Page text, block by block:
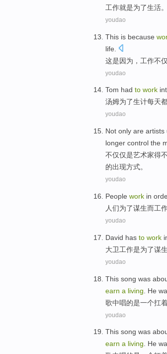
工作就是为了生活。
youdao
This is because
life
这是因为 ， 工作不仅
youdao
Tom had to work
汤姆为了生计每天
youdao
Not only are artists
longer control the
不仅仅是艺术家得
的出现方式。
youdao
People work in
人们为了谋生而工
youdao
David has to work
大卫工作是为了谋生
youdao
This song was
earn a living He
歌中唱的是一个扛
youdao
This song was
earn a living. He